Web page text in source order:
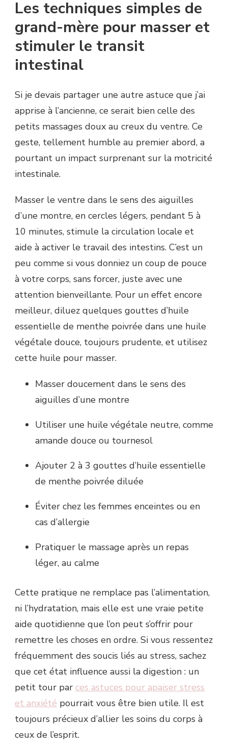
Les techniques simples de
grand-mère pour masser et
stimuler le transit
intestinal
Si je devais partager une autre astuce que j’ai
apprise à l’ancienne, ce serait bien celle des
petits massages doux au creux du ventre. Ce
geste, tellement humble au premier abord, a
pourtant un impact surprenant sur la motricité
intestinale.
Masser le ventre dans le sens des aiguilles
d’une montre, en cercles légers, pendant 5 à
10 minutes, stimule la circulation locale et
aide à activer le travail des intestins. C’est un
peu comme si vous donniez un coup de pouce
à votre corps, sans forcer, juste avec une
attention bienveillante. Pour un effet encore
meilleur, diluez quelques gouttes d’huile
essentielle de menthe poivrée dans une huile
végétale douce, toujours prudente, et utilisez
cette huile pour masser.
Masser doucement dans le sens des
aiguilles d’une montre
Utiliser une huile végétale neutre, comme
amande douce ou tournesol
Ajouter 2 à 3 gouttes d’huile essentielle
de menthe poivrée diluée
Éviter chez les femmes enceintes ou en
cas d’allergie
Pratiquer le massage après un repas
léger, au calme
Cette pratique ne remplace pas l’alimentation,
ni l’hydratation, mais elle est une vraie petite
aide quotidienne que l’on peut s’offrir pour
remettre les choses en ordre. Si vous ressentez
fréquemment des soucis liés au stress, sachez
que cet état influence aussi la digestion : un
petit tour par ces astuces pour apaiser stress
et anxiété pourrait vous être bien utile. Il est
toujours précieux d’allier les soins du corps à
ceux de l’esprit.